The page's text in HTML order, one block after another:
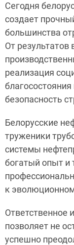
Сегодня
создает
большинства
От
реализация
безопасность
Белорусские
труженики
системы
богатый опыт и
к
Ответственное
позволяет не
успешно